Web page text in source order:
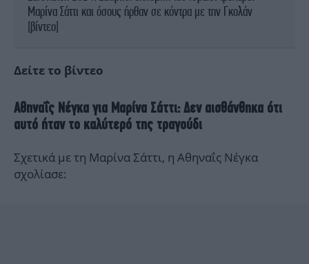
Μαρίνα Σάττι και όσους ήρθαν σε κόντρα με την Γκολάν
[βίντεο]
Δείτε το βίντεο
Αθηναΐς Νέγκα για Μαρίνα Σάττι: Δεν αισθάνθηκα ότι
αυτό ήταν το καλύτερό της τραγούδι
Σχετικά με τη Μαρίνα Σάττι, η Αθηναΐς Νέγκα
σχολίασε: